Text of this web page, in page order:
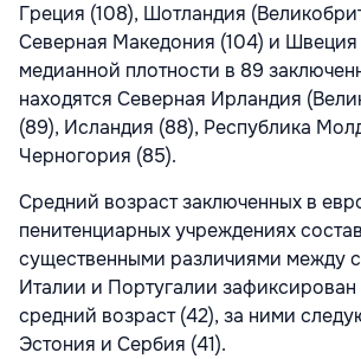
Греция (108), Шотландия
Северная Македония (104) и Швеция
медианной плотности в 89
находятся Северная Ирландия
(89), Исландия (88), Республика
Черногория (85).
Средний возраст заключенных в
пенитенциарных учреждениях
существенными различиями между
Италии и Португалии
средний возраст (42), за ними
Эстония и Сербия (41).